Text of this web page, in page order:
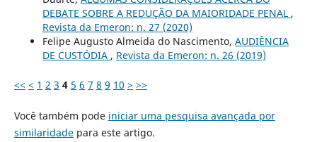
DEBATE SOBRE A REDUÇÃO DA MAIORIDADE PENAL ,
Revista da Emeron: n. 27 (2020)
Felipe Augusto Almeida do Nascimento, AUDIÊNCIA
DE CUSTÓDIA , Revista da Emeron: n. 26 (2019)
<< < 1 2 3 4 5 6 7 8 9 10 > >>
Você também pode iniciar uma pesquisa avançada por
similaridadepara este artigo.